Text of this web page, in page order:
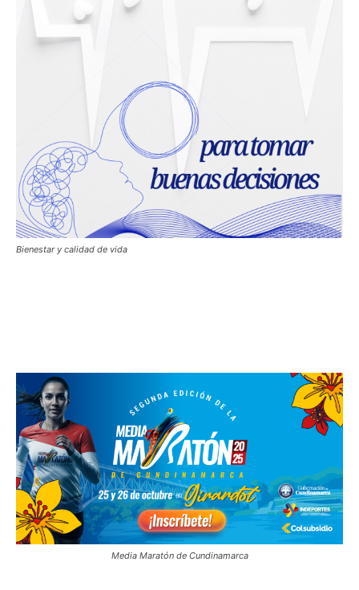
Bienestar y calidad de vida
Media Maratón de Cundinamarca